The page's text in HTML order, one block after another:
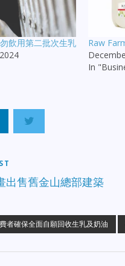
飲用第二批次生乳
Raw
In
出售舊金山總部建築
者確保全面自願回收生乳及奶油